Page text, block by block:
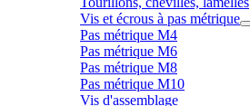
Vis et écrous à pas métrique
Pas métrique M4
Pas métrique M6
Pas métrique M8
Pas métrique M10
Vis d'assemblage